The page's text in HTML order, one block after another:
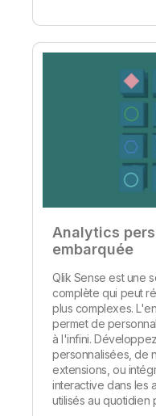
Analytics
embarquée
Qlik Sense est une
complète qui peut
plus complexes.
permet de
à l'infini.
personnalisées, de
extensions, ou
interactive dans les
utilisés au quotidien